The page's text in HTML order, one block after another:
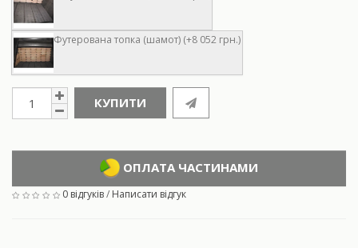
Футерована топка (шамот) (+8 052 грн.)
КУПИТИ
ОПЛАТА ЧАСТИНАМИ
0 відгуків/ Написати відгук